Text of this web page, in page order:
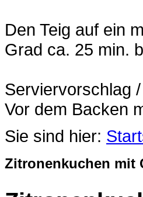
Den Teig auf ein
Grad ca. 25 min.
Serviervorschlag
Vor dem Backen
Sie sind hier:
Zitronenkuchen mit